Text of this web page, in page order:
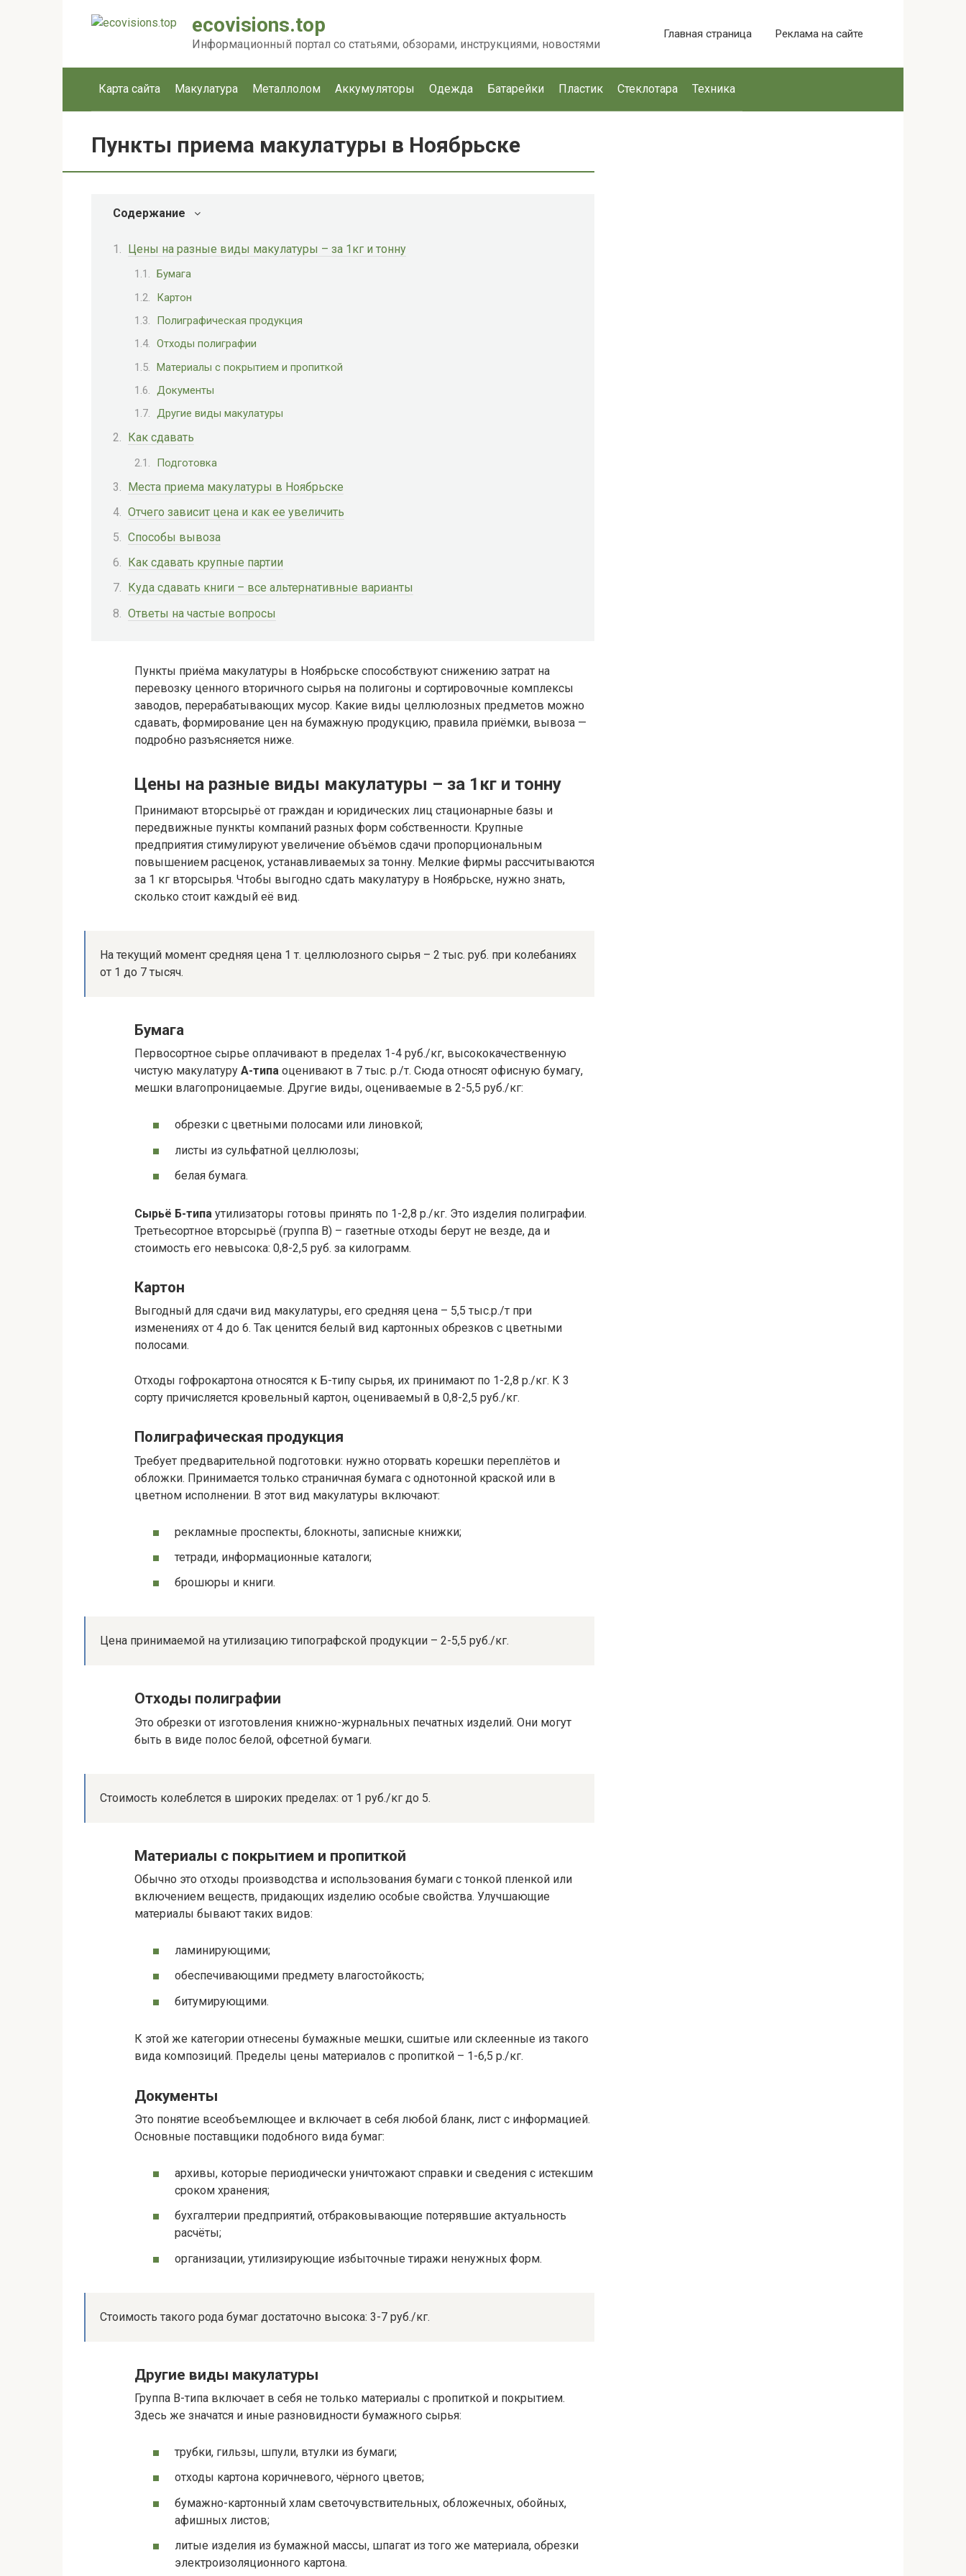
ecovisions.top
Информационный портал со статьями, обзорами, инструкциями, новостями
Главная страница Реклама на сайте
Карта сайта Макулатура Металлолом Аккумуляторы Одежда Батарейки Пластик Стеклотара Техника
Пункты приема макулатуры в Ноябрьске
Содержание
Цены на разные виды макулатуры – за 1кг и тонну
Бумага
Картон
Полиграфическая продукция
Отходы полиграфии
Материалы с покрытием и пропиткой
Документы
Другие виды макулатуры
Как сдавать
Подготовка
Места приема макулатуры в Ноябрьске
Отчего зависит цена и как ее увеличить
Способы вывоза
Как сдавать крупные партии
Куда сдавать книги – все альтернативные варианты
Ответы на частые вопросы
Пункты приёма макулатуры в Ноябрьске способствуют снижению затрат на
перевозку ценного вторичного сырья на полигоны и сортировочные комплексы
заводов, перерабатывающих мусор. Какие виды целлюлозных предметов можно
сдавать, формирование цен на бумажную продукцию, правила приёмки, вывоза —
подробно разъясняется ниже.
Цены на разные виды макулатуры – за 1кг и тонну
Принимают вторсырьё от граждан и юридических лиц стационарные базы и
передвижные пункты компаний разных форм собственности. Крупные
предприятия стимулируют увеличение объёмов сдачи пропорциональным
повышением расценок, устанавливаемых за тонну. Мелкие фирмы рассчитываются
за 1 кг вторсырья. Чтобы выгодно сдать макулатуру в Ноябрьске, нужно знать,
сколько стоит каждый её вид.
На текущий момент средняя цена 1 т. целлюлозного сырья – 2 тыс. руб. при колебаниях
от 1 до 7 тысяч.
Бумага
Первосортное сырье оплачивают в пределах 1-4 руб./кг, высококачественную
чистую макулатуру А-типа оценивают в 7 тыс. р./т. Сюда относят офисную бумагу,
мешки влагопроницаемые. Другие виды, оцениваемые в 2-5,5 руб./кг:
обрезки с цветными полосами или линовкой;
листы из сульфатной целлюлозы;
белая бумага.
Сырьё Б-типа утилизаторы готовы принять по 1-2,8 р./кг. Это изделия полиграфии.
Третьесортное вторсырьё (группа В) – газетные отходы берут не везде, да и
стоимость его невысока: 0,8-2,5 руб. за килограмм.
Картон
Выгодный для сдачи вид макулатуры, его средняя цена – 5,5 тыс.р./т при
изменениях от 4 до 6. Так ценится белый вид картонных обрезков с цветными
полосами.
Отходы гофрокартона относятся к Б-типу сырья, их принимают по 1-2,8 р./кг. К 3
сорту причисляется кровельный картон, оцениваемый в 0,8-2,5 руб./кг.
Полиграфическая продукция
Требует предварительной подготовки: нужно оторвать корешки переплётов и
обложки. Принимается только страничная бумага с однотонной краской или в
цветном исполнении. В этот вид макулатуры включают:
рекламные проспекты, блокноты, записные книжки;
тетради, информационные каталоги;
брошюры и книги.
Цена принимаемой на утилизацию типографской продукции – 2-5,5 руб./кг.
Отходы полиграфии
Это обрезки от изготовления книжно-журнальных печатных изделий. Они могут
быть в виде полос белой, офсетной бумаги.
Стоимость колеблется в широких пределах: от 1 руб./кг до 5.
Материалы с покрытием и пропиткой
Обычно это отходы производства и использования бумаги с тонкой пленкой или
включением веществ, придающих изделию особые свойства. Улучшающие
материалы бывают таких видов:
ламинирующими;
обеспечивающими предмету влагостойкость;
битумирующими.
К этой же категории отнесены бумажные мешки, сшитые или склеенные из такого
вида композиций. Пределы цены материалов с пропиткой – 1-6,5 р./кг.
Документы
Это понятие всеобъемлющее и включает в себя любой бланк, лист с информацией.
Основные поставщики подобного вида бумаг:
архивы, которые периодически уничтожают справки и сведения с истекшим
сроком хранения;
бухгалтерии предприятий, отбраковывающие потерявшие актуальность
расчёты;
организации, утилизирующие избыточные тиражи ненужных форм.
Стоимость такого рода бумаг достаточно высока: 3-7 руб./кг.
Другие виды макулатуры
Группа В-типа включает в себя не только материалы с пропиткой и покрытием.
Здесь же значатся и иные разновидности бумажного сырья:
трубки, гильзы, шпули, втулки из бумаги;
отходы картона коричневого, чёрного цветов;
бумажно-картонный хлам светочувствительных, обложечных, обойных,
афишных листов;
литые изделия из бумажной массы, шпагат из того же материала, обрезки
электроизоляционного картона.